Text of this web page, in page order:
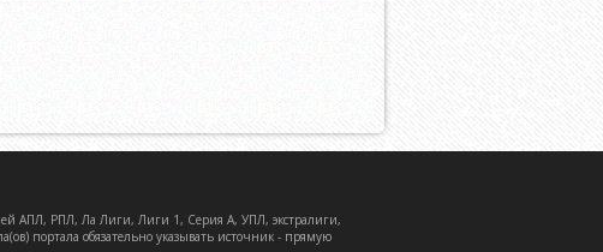
АПЛ, РПЛ, Ла Лиги, Лиги 1, Серия А, УПЛ, экстралиги,
портала обязательно указывать источник - прямую